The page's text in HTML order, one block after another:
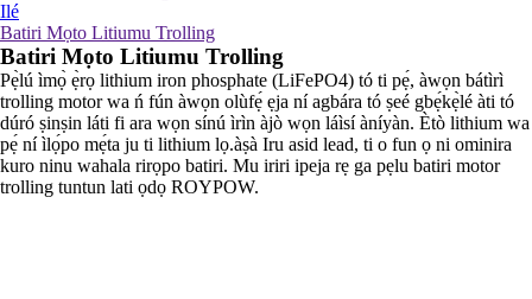
Ilé
Batiri Mọto Litiumu Trolling
Batiri Mọto Litiumu Trolling
Pẹ̀lú ìmọ̀ ẹ̀rọ lithium iron phosphate (LiFePO4) tó ti pẹ́, àwọn bátìrì
trolling motor wa ń fún àwọn olùfẹ́ ẹja ní agbára tó ṣeé gbẹ́kẹ̀lé àti tó
dúró ṣinṣin láti fi ara wọn sínú ìrìn àjò wọn láìsí àníyàn. Ètò lithium wa
pẹ́ ní ìlọ́po mẹ́ta ju ti lithium lọ.àṣà Iru asid lead, ti o fun ọ ni ominira
kuro ninu wahala rirọpo batiri. Mu iriri ipeja rẹ ga pẹlu batiri motor
trolling tuntun lati ọdọ ROYPOW.